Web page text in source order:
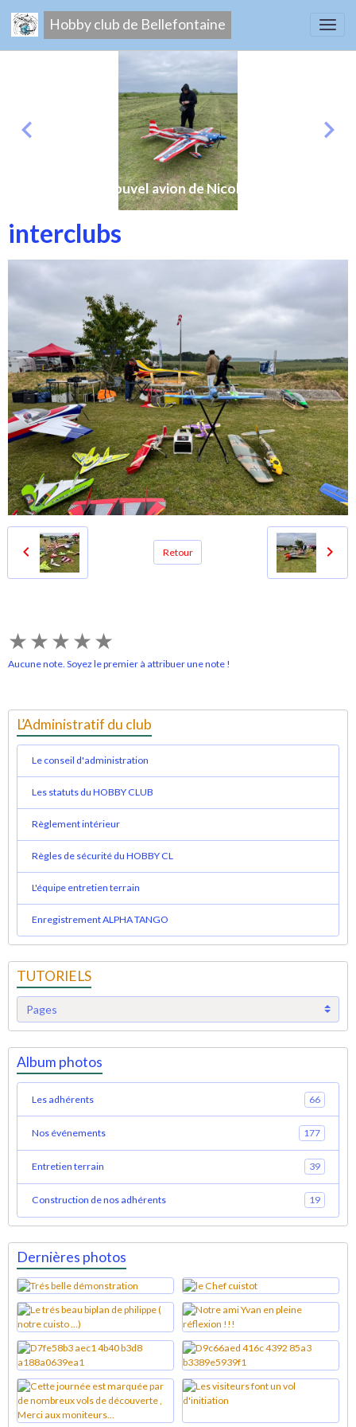
Hobby club de Bellefontaine
Nouvel avion de Nicolas
interclubs
Retour
★★★★★
Aucune note. Soyez le premier à attribuer une note !
L’Administratif du club
Le conseil d'administration
Les statuts du HOBBY CLUB
Règlement intérieur
Règles de sécurité du HOBBY CL
L'équipe entretien terrain
Enregistrement ALPHA TANGO
TUTORIELS
Album photos
Les adhérents 66
Nos événements 177
Entretien terrain 39
Construction de nos adhérents 19
Dernières photos